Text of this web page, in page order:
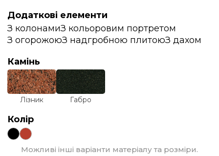
Додаткові елементи
З колонамиЗ кольоровим портретом
З огорожоюЗ надгробною плитоюЗ дахом
Камінь
Лізник Габро
Колір
Можливі інші варіанти матеріалу та розміри.